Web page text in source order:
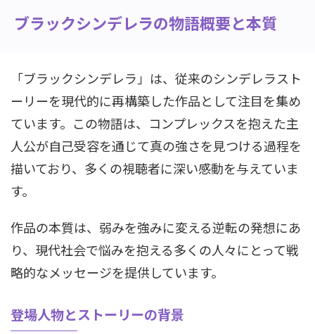
ブラックシンデレラの物語概要と本質
「ブラックシンデレラ」は、従来のシンデレラスト
ーリーを現代的に再構築した作品として注目を集め
ています。この物語は、コンプレックスを抱えた主
人公が自己受容を通じて真の強さを見つける過程を
描いており、多くの視聴者に深い感動を与えていま
す。
作品の本質は、弱みを強みに変える逆転の発想にあ
り、現代社会で悩みを抱える多くの人々にとって戦
略的なメッセージを提供しています。
登場人物とストーリーの背景